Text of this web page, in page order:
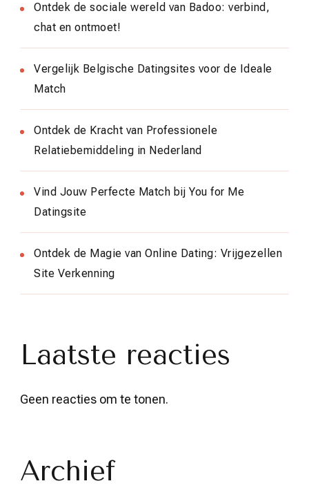
Ontdek de sociale wereld van Badoo: verbind,
chat en ontmoet!
Vergelijk Belgische Datingsites voor de Ideale
Match
Ontdek de Kracht van Professionele
Relatiebemiddeling in Nederland
Vind Jouw Perfecte Match bij You for Me
Datingsite
Ontdek de Magie van Online Dating: Vrijgezellen
Site Verkenning
Laatste reacties
Geen reacties om te tonen.
Archief